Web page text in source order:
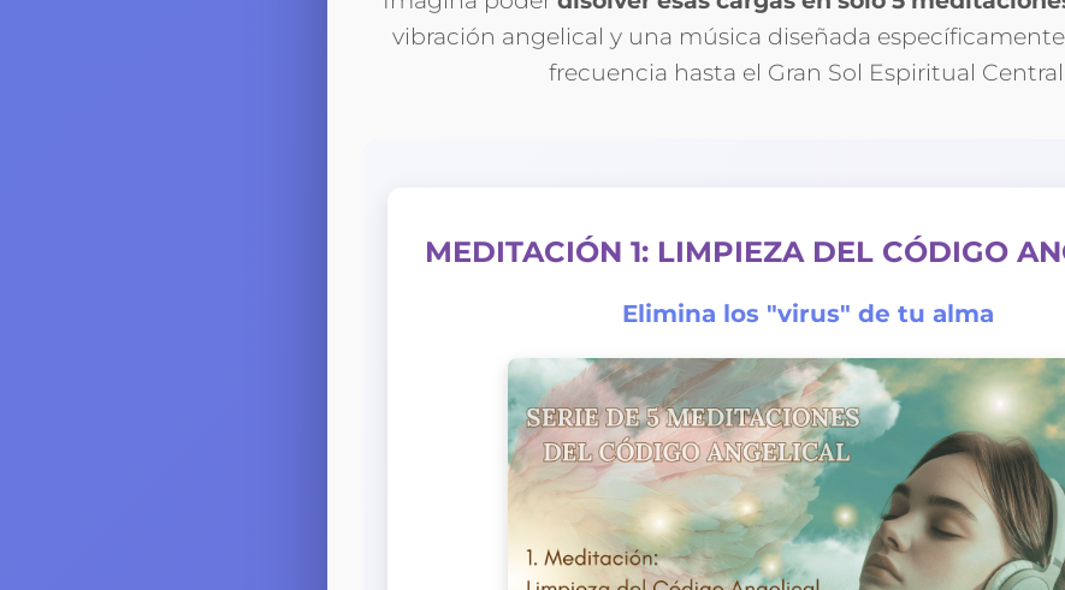
vibración angelical y una música diseñada
frecuencia hasta el Gran Sol Espiritual
MEDITACIÓN 1: LIMPIEZA DEL CÓDIGO
Elimina los "virus" de tu alma